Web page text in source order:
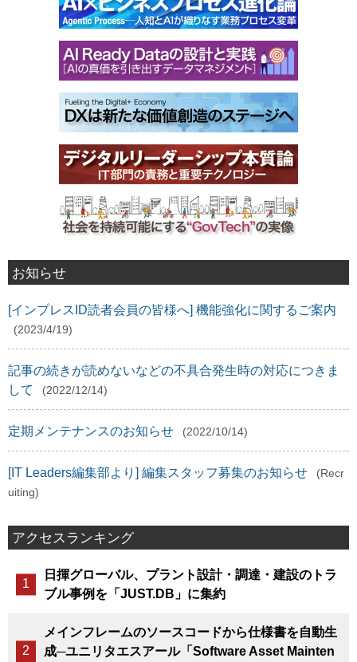
お知らせ
[インプレスID読者会員の皆様へ] 機能強化に関するご案内
(2023/4/19)
記事の続きが読めないなどの不具合発生時の対応につきま
して
(2022/12/14)
定期メンテナンスのお知らせ (2022/10/14)
[IT Leaders編集部より] 編集スタッフ募集のお知らせ
(Recr
uiting)
アクセスランキング
日揮グローバル、プラント設計・調達・建設のトラ
ブル事例を「JUST.DB」に集約
メインフレームのソースコードから仕様書を自動生
成─ユニリタエスアール「Software Asset Mainten